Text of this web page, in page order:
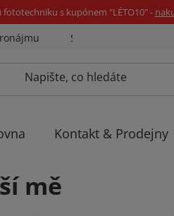
fototechniku s kupónem "LÉTO10" -
Sázíme stromky
Kontakt & Prodejny
mě